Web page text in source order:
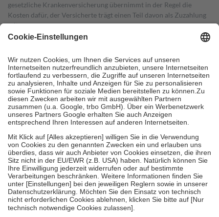
gesetzliche Krankenversicherung übernimmt in der Regel die
Kosten dafür, der Versicherte trägt einen Teil davon als Zuzahlung
mit.
Grundsätzlich leisten Mitglieder Zuzahlungen in Höhe von zehn
höchstens zehn Euro.
Es sind jedoch nie mehr als die tatsächlichen
Kosten der Leistung zu entrichten.
Diese Regeln gelten grundsätzlich auch für Online-Apotheken.
Bei Heilmitteln und häuslicher Krankenpflege beträgt die
Zuzahlung zehn Prozent der Kosten sowie zehn Euro je
Verordnung.
Um das Engagement der Versicherten für ihre eigene Gesundheit zu
stärken und die besondere Stellung der Familie zu unterstützen,
fallenkeine Zuzahlungenan bei:
• Kindern und Jugendlichen bis zum vollendeten 18. Lebensjahr
mit Ausnahme der Fahrkosten
• Untersuchungen zur Vorsorge und Früherkennung, die von der
GKV getragen werden
• empfohlenen Schutzimpfungen
• Harn- und Blutteststreifen